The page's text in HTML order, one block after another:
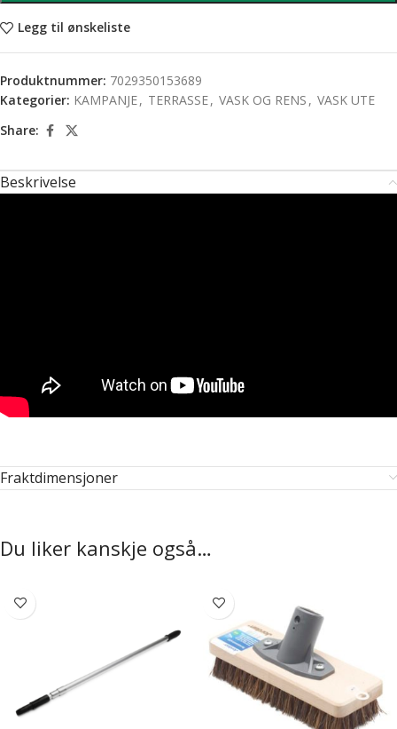
Legg til ønskeliste
Produktnummer: 7029350153689
Kategorier: KAMPANJE, TERRASSE, VASK OG RENS , VASK UTE
Share:
Beskrivelse
Fraktdimensjoner
Du liker kanskje også…